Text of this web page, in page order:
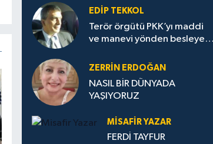
EDIP TEKKOL
Terör örgütü PKK’yı maddi
ve manevi yönden besleyen
ZERRIN ERDOĞAN
NASIL BİR DÜNYADA
YAŞIYORUZ
MISAFIR YAZAR
FERDİ TAYFUR